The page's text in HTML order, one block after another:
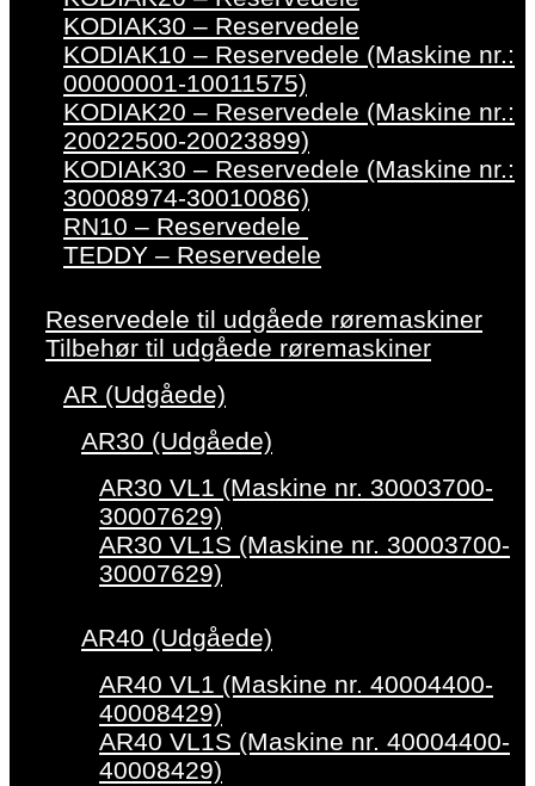
KODIAK30 – Reservedele
KODIAK10 – Reservedele (Maskine nr.:
00000001-10011575)
KODIAK20 – Reservedele (Maskine nr.:
20022500-20023899)
KODIAK30 – Reservedele (Maskine nr.:
30008974-30010086)
RN10 – Reservedele
TEDDY – Reservedele
Reservedele til udgåede røremaskiner
Tilbehør til udgåede røremaskiner
AR (Udgåede)
AR30 (Udgåede)
AR30 VL1 (Maskine nr. 30003700-
30007629)
AR30 VL1S (Maskine nr. 30003700-
30007629)
AR40 (Udgåede)
AR40 VL1 (Maskine nr. 40004400-
40008429)
AR40 VL1S (Maskine nr. 40004400-
40008429)